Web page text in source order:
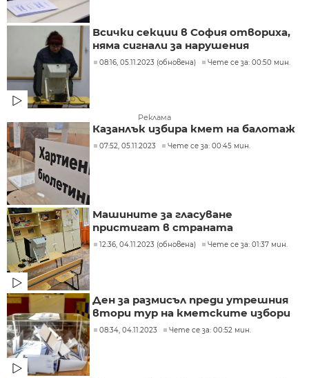
Всички секции в София отвориха,
няма сигнали за нарушения
08:16, 05.11.2023 (обновена) Чете се за: 00:50 мин.
Реклама
Казанлък избира кмет на балотаж
07:52, 05.11.2023 Чете се за: 00:45 мин.
Машините за гласуване
пристигат в страната
12:36, 04.11.2023 (обновена) Чете се за: 01:37 мин.
Ден за размисъл преди утрешния
втори тур на кметските избори
08:34, 04.11.2023 Чете се за: 00:52 мин.